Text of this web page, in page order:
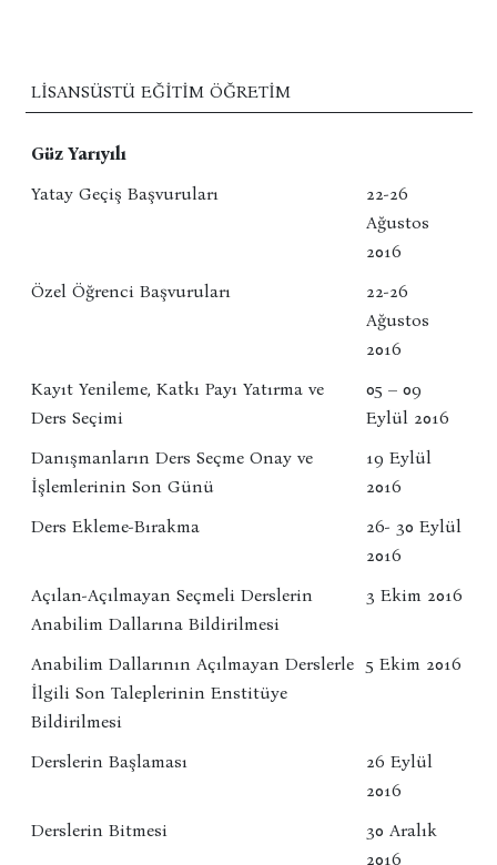
LISANSÜSTÜ EĞITIM ÖĞRETIM
Güz Yarıyılı
Yatay Geçiş Başvuruları
22-26
Ağustos
2016
Özel Öğrenci Başvuruları
22-26
Ağustos
2016
Kayıt Yenileme, Katkı Payı Yatırma ve
Ders Seçimi
05 – 09
Eylül 2016
Danışmanların Ders Seçme Onay ve
İşlemlerinin Son Günü
19 Eylül
2016
Ders Ekleme-Bırakma
26- 30 Eylül
2016
Açılan-Açılmayan Seçmeli Derslerin
Anabilim Dallarına Bildirilmesi
3 Ekim 2016
Anabilim Dallarının Açılmayan Derslerle
İlgili Son Taleplerinin Enstitüye
Bildirilmesi
5 Ekim 2016
Derslerin Başlaması
26 Eylül
2016
Derslerin Bitmesi
30 Aralık
2016